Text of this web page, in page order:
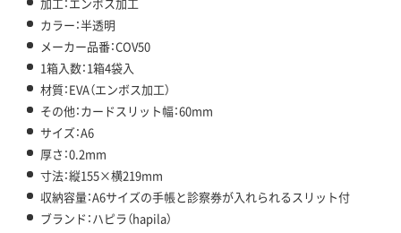
カラー：半透明
メーカー品番：COV50
1箱入数：1箱4袋入
材質：EVA（エンボス加工）
その他：カードスリット幅：60mm
サイズ：A6
厚さ：0.2mm
寸法：縦155×横219mm
収納容量：A6サイズの手帳と診察券が入れられるスリット付
ブランド：ハピラ（hapila）